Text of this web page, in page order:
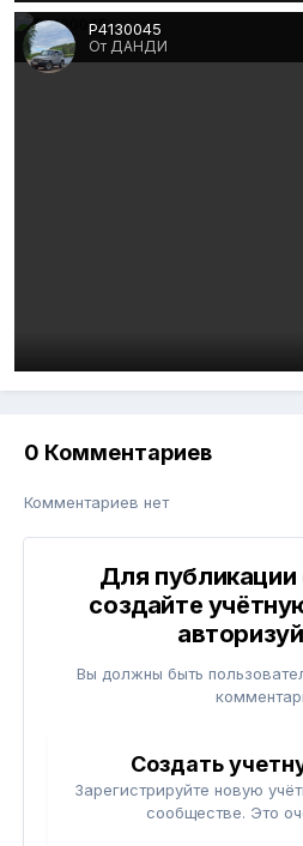
P4130045
От ДАНДИ
0 Комментариев
Комментариев нет
Для
создайте
Вы должны быть
Создать
Зарегистрируйте новую
сообществе. Это